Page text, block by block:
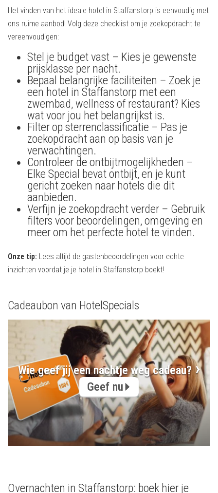
Het vinden van het ideale hotel in Staffanstorp is eenvoudig met
ons ruime aanbod! Volg deze checklist om je zoekopdracht te
vereenvoudigen:
Stel je budget vast – Kies je gewenste
prijsklasse per nacht.
Bepaal belangrijke faciliteiten – Zoek je
een hotel in Staffanstorp met een
zwembad, wellness of restaurant? Kies
wat voor jou het belangrijkst is.
Filter op sterrenclassificatie – Pas je
zoekopdracht aan op basis van je
verwachtingen.
Controleer de ontbijtmogelijkheden –
Elke Special bevat ontbijt, en je kunt
gericht zoeken naar hotels die dit
aanbieden.
Verfijn je zoekopdracht verder – Gebruik
filters voor beoordelingen, omgeving en
meer om het perfecte hotel te vinden.
Onze tip: Lees altijd de gastenbeoordelingen voor echte
inzichten voordat je je hotel in Staffanstorp boekt!
Cadeaubon van HotelSpecials
Wie geef jij een nachtje weg cadeau?
Geef nu
Overnachten in Staffanstorp: boek hier je